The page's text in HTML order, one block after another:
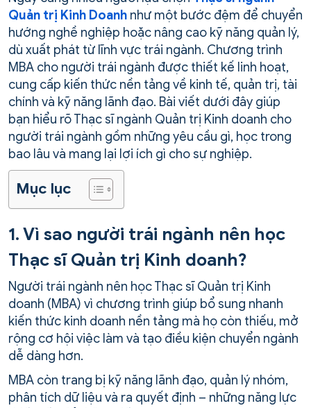
Quản trị Kinh Doanh như một bước đệm để chuyển
hướng nghề nghiệp hoặc nâng cao kỹ năng quản lý,
dù xuất phát từ lĩnh vực trái ngành. Chương trình
MBA cho người trái ngành được thiết kế linh hoạt,
cung cấp kiến thức nền tảng về kinh tế, quản trị, tài
chính và kỹ năng lãnh đạo. Bài viết dưới đây giúp
bạn hiểu rõ Thạc sĩ ngành Quản trị Kinh doanh cho
người trái ngành gồm những yêu cầu gì, học trong
bao lâu và mang lại lợi ích gì cho sự nghiệp.
Mục lục
1. Vì sao người trái ngành nên học
Thạc sĩ Quản trị Kinh doanh?
Người trái ngành nên học Thạc sĩ Quản trị Kinh
doanh (MBA) vì chương trình giúp bổ sung nhanh
kiến thức kinh doanh nền tảng mà họ còn thiếu, mở
rộng cơ hội việc làm và tạo điều kiện chuyển ngành
dễ dàng hơn.
MBA còn trang bị kỹ năng lãnh đạo, quản lý nhóm,
phân tích dữ liệu và ra quyết định – những năng lực